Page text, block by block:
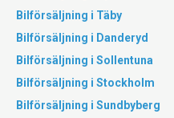
Bilförsäljning i Täby
Bilförsäljning i Danderyd
Bilförsäljning i Sollentuna
Bilförsäljning i Stockholm
Bilförsäljning i Sundbyberg